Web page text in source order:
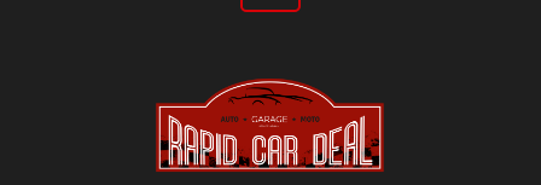
Samedi de 10h à 13h00.